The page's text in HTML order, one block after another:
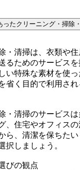
ったクリーニング・掃除
・清掃は、衣類や
るためのサービス
い特殊な素材を使
省く目的で利用さ
・清掃のサービスは
、住宅やオフィス
ら、清潔を保ちた
択しましょう。
びの観点